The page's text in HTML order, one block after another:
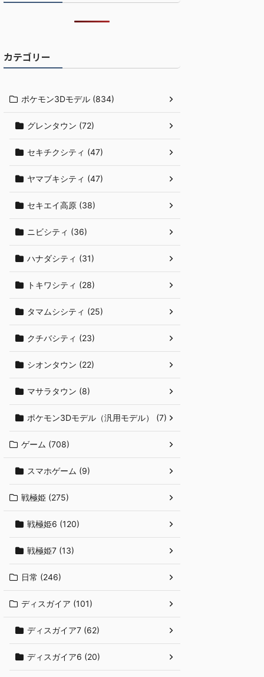
カテゴリー
ポケモン3Dモデル (834)
グレンタウン (72)
セキチクシティ (47)
ヤマブキシティ (47)
セキエイ高原 (38)
ニビシティ (36)
ハナダシティ (31)
トキワシティ (28)
タマムシシティ (25)
クチバシティ (23)
シオンタウン (22)
マサラタウン (8)
ポケモン3Dモデル（汎用モデル） (7)
ゲーム (708)
スマホゲーム (9)
戦極姫 (275)
戦極姫6 (120)
戦極姫7 (13)
日常 (246)
ディスガイア (101)
ディスガイア7 (62)
ディスガイア6 (20)